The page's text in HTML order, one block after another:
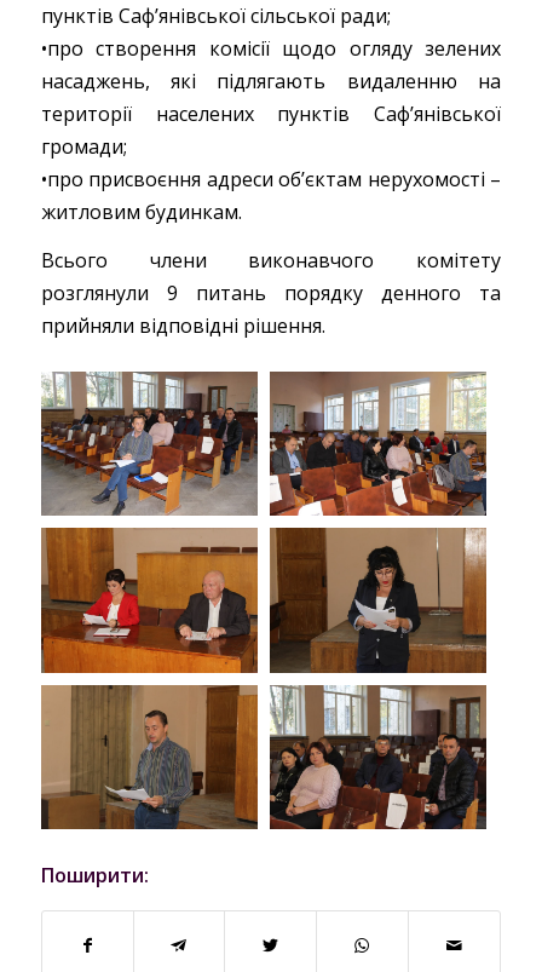
пунктів Саф’янівської сільської ради;
•про створення комісії щодо огляду зелених
насаджень, які підлягають видаленню на
території населених пунктів Саф’янівської
громади;
•про присвоєння адреси об’єктам нерухомості –
житловим будинкам.
Всього члени виконавчого комітету
розглянули 9 питань порядку денного та
прийняли відповідні рішення.
Поширити: